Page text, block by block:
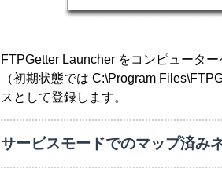
FTPGetter Launcher をコンピュータ
（初期状態では C:\Program
スとして登録します。
サービスモードでのマップ済み